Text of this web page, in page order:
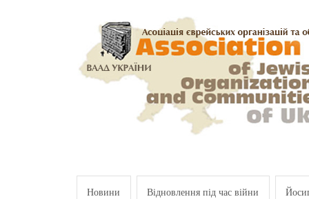
Новини Відновлення під час війни